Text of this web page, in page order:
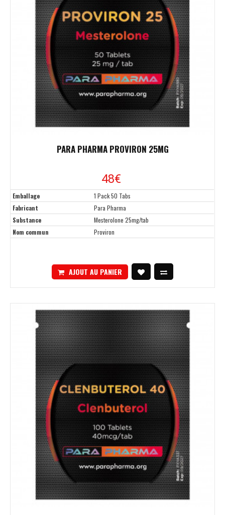
PARA PHARMA PROVIRON 25MG
48€
Emballage
1 Pack 50 Tabs
Fabricant
Para Pharma
Substance
Mesterolone 25mg/tab
Nom commun
Proviron
AJOUT AU PANIER